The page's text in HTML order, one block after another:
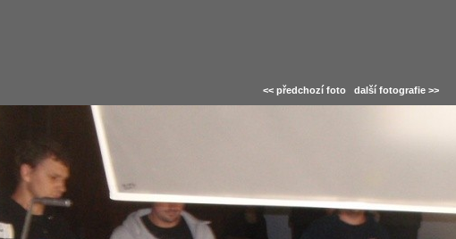
<< předchozí foto další fotografie >>